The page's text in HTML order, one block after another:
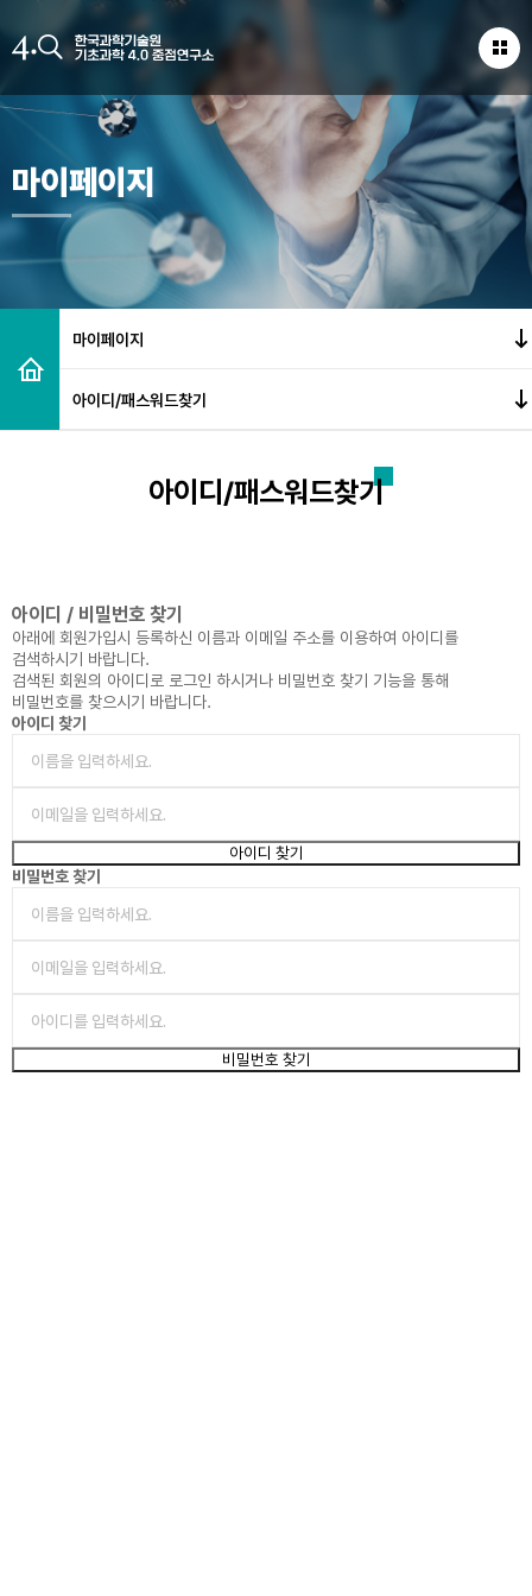
마이페이지
마이페이지
아이디/패스워드찾기
아이디/패스워드찾기
아이디 / 비밀번호 찾기
아래에 회원가입시 등록하신 이름과 이메일 주소를 이용하여 아이디를
검색하시기 바랍니다.
검색된 회원의 아이디로 로그인 하시거나 비밀번호 찾기
기능을 통해
비밀번호를 찾으시기 바랍니다.
아이디 찾기
비밀번호 찾기